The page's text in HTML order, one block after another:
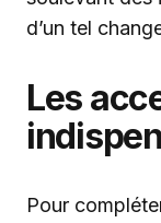
d’un tel
Les
Pour